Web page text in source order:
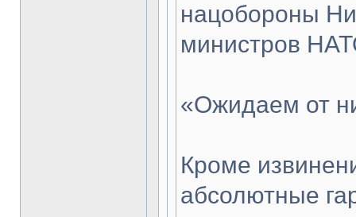
нацобороны
министров
«Ожидаем от
Кроме
абсолютные